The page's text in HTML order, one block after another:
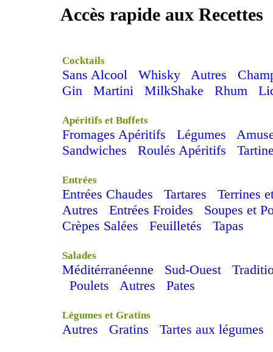
Accès rapide aux Recettes
Cocktails
Sans Alcool Whisky Autres
Gin
Martini MilkShake Rhum
Apéritifs et Buffets
Fromages Apéritifs Légumes
Sandwiches
Roulés Apéritifs
Entrées
Entrées Chaudes Tartares
Terrines
Autres
Entrées Froides
Soupes et
Crèpes Salées
Feuilletés Tapas
Salades
Méditérranéenne Sud-Ouest
Poulets
Autres Pates
Légumes et Gratins
Autres Gratins Tartes aux légumes